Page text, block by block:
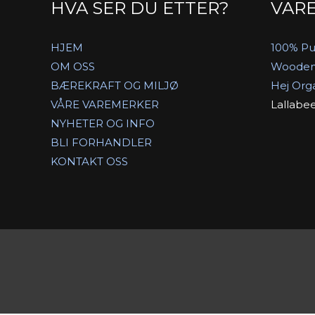
HVA SER DU ETTER?
HJEM
OM OSS
BÆREKRAFT OG MILJØ
VÅRE VAREMERKER
NYHETER OG INFO
BLI FORHANDLER
KONTAKT OSS
100%
Hej